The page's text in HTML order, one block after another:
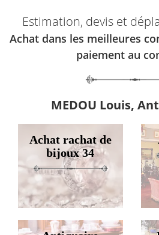
Estimation, devis et
Achat dans les meilleures
paiement au
MEDOU Louis,
Achat rachat de
bijoux 34